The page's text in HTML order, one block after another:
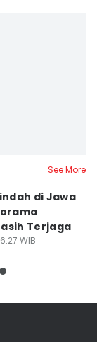
See More
di Jawa
Terjaga
WIB